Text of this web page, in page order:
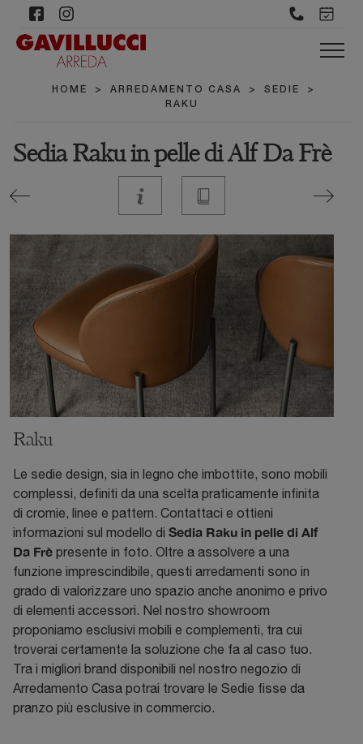
HOME > ARREDAMENTO CASA > SEDIE
>
RAKU
Sedia Raku in pelle di Alf Da Frè
Raku
Le sedie design, sia in legno che imbottite, sono mobili
complessi, definiti da una scelta praticamente infinita
di cromie, linee e pattern. Contattaci e ottieni
informazioni sul modello di Sedia Raku in pelle di Alf
Da Frè presente in foto. Oltre a assolvere a una
funzione imprescindibile, questi arredamenti sono in
grado di valorizzare uno spazio anche anonimo e privo
di elementi accessori. Nel nostro showroom
proponiamo esclusivi mobili e complementi, tra cui
troverai certamente la soluzione che fa al caso tuo.
Tra i migliori brand disponibili nel nostro negozio di
Arredamento Casa potrai trovare le Sedie fisse da
pranzo più esclusive in commercio.